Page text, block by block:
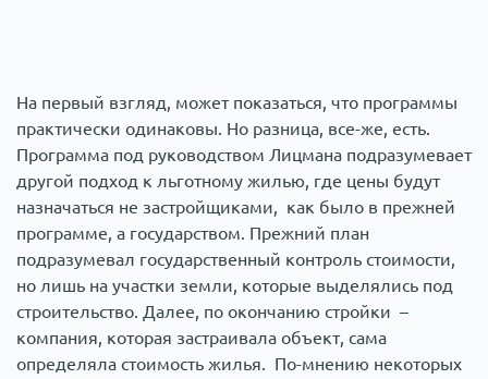
На первый взгляд, может показаться, что программы
практически одинаковы. Но разница, все-же, есть.
Программа под руководством Лицмана подразумевает
другой подход к льготному жилью, где цены будут
назначаться не застройщиками, как было в прежней
программе, а государством. Прежний план
подразумевал государственный контроль стоимости,
но лишь на участки земли, которые выделялись под
строительство. Далее, по окончанию стройки –
компания, которая застраивала объект, сама
определяла стоимость жилья. По-мнению некоторых